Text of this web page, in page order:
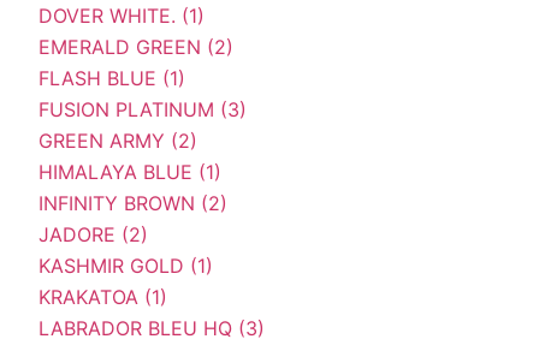
DOVER WHITE. (1)
EMERALD GREEN (2)
FLASH BLUE (1)
FUSION PLATINUM (3)
GREEN ARMY (2)
HIMALAYA BLUE (1)
INFINITY BROWN (2)
JADORE (2)
KASHMIR GOLD (1)
KRAKATOA (1)
LABRADOR BLEU HQ (3)